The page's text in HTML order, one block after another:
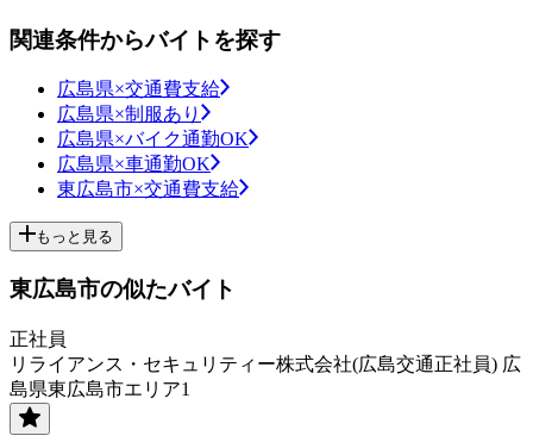
関連条件からバイトを探す
広島県×交通費支給
広島県×制服あり
広島県×バイク通勤OK
広島県×車通勤OK
東広島市×交通費支給
もっと見る
東広島市の似たバイト
正社員
リライアンス・セキュリティー株式会社(広島交通正社員) 広
島県東広島市エリア1